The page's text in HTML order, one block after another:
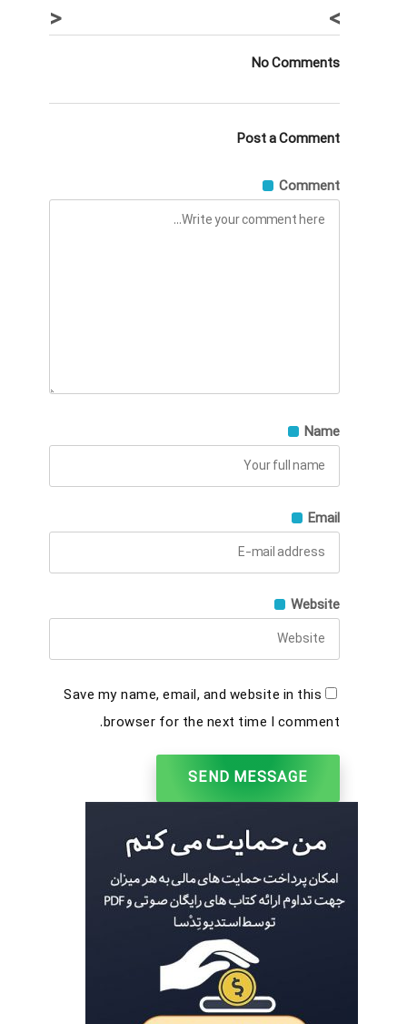
< >
No Comments
Post a Comment
Comment
Name
Email
Website
Save my name, email, and website in this
browser for the next time I comment.